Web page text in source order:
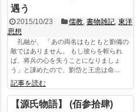
遇う
2015/10/23 儒教 ,書物雑記 ,東洋
思想
孔融が、 「あの両名はもともと劉備の
敵ではありません。 もし彼らを斬られ
ば、将兵の心を失うことになりましょ
う」と諌めたので、劉岱と王忠は命...
記事を読む
【源氏物語】 (佰参拾肆)